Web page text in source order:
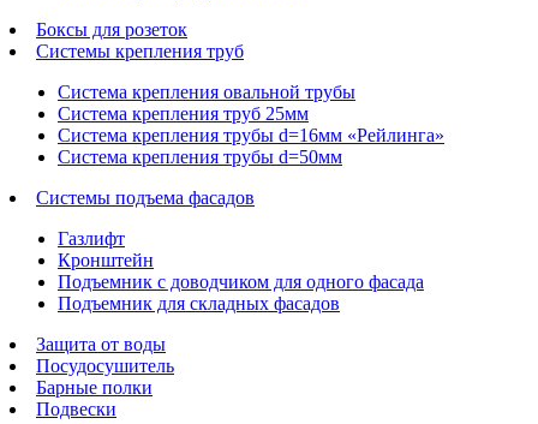
Боксы для розеток
Системы крепления труб
Система крепления овальной трубы
Система крепления труб 25мм
Система крепления трубы d=16мм «Рейлинга»
Система крепления трубы d=50мм
Системы подъема фасадов
Газлифт
Кронштейн
Подъемник с доводчиком для одного фасада
Подъемник для складных фасадов
Защита от воды
Посудосушитель
Барные полки
Подвески